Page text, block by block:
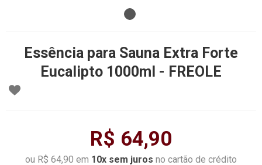
Essência para Sauna Extra Forte
Eucalipto 1000ml - FREOLE
R$ 64,90
ou R$ 64,90 em 10x sem juros no cartão de crédito